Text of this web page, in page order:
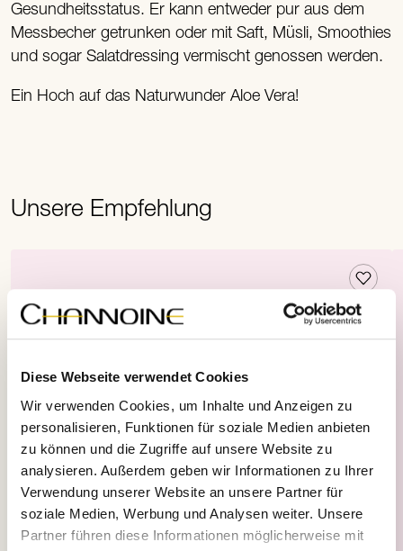
Diese Webseite verwendet Cookies
Wir verwenden Cookies, um Inhalte und Anzeigen zu
personalisieren, Funktionen für soziale Medien anbieten
zu können und die Zugriffe auf unsere Website zu
analysieren. Außerdem geben wir Informationen zu Ihrer
Verwendung unserer Website an unsere Partner für
soziale Medien, Werbung und Analysen weiter. Unsere
Partner führen diese Informationen möglicherweise mit
Gesundheitsstatus. Er kann entweder pur aus dem
Messbecher getrunken oder mit Saft, Müsli, Smoothies
und sogar Salatdressing vermischt genossen werden.
Ein Hoch auf das Naturwunder Aloe Vera!
Unsere Empfehlung